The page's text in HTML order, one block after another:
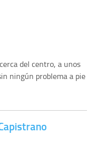
del centro, a unos
ningún problema a pie